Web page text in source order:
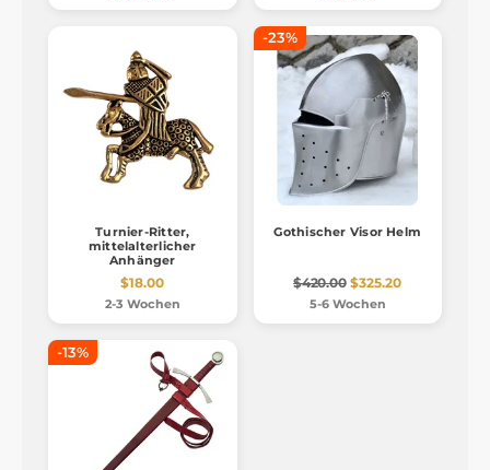
Turnier-Ritter,
mittelalterlicher
Anhänger
$18.00
2-3 Wochen
-23%
Gothischer Visor Helm
$420.00 $325.20
5-6 Wochen
-13%